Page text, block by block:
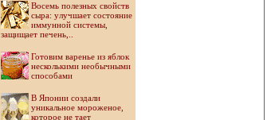
Восемь полезных свойств
сыра: улучшает состояние
иммунной системы,
защищает печень,..
Готовим варенье из яблок
несколькими необычными
способами
В Японии создали
уникальное мороженое,
которое не тает